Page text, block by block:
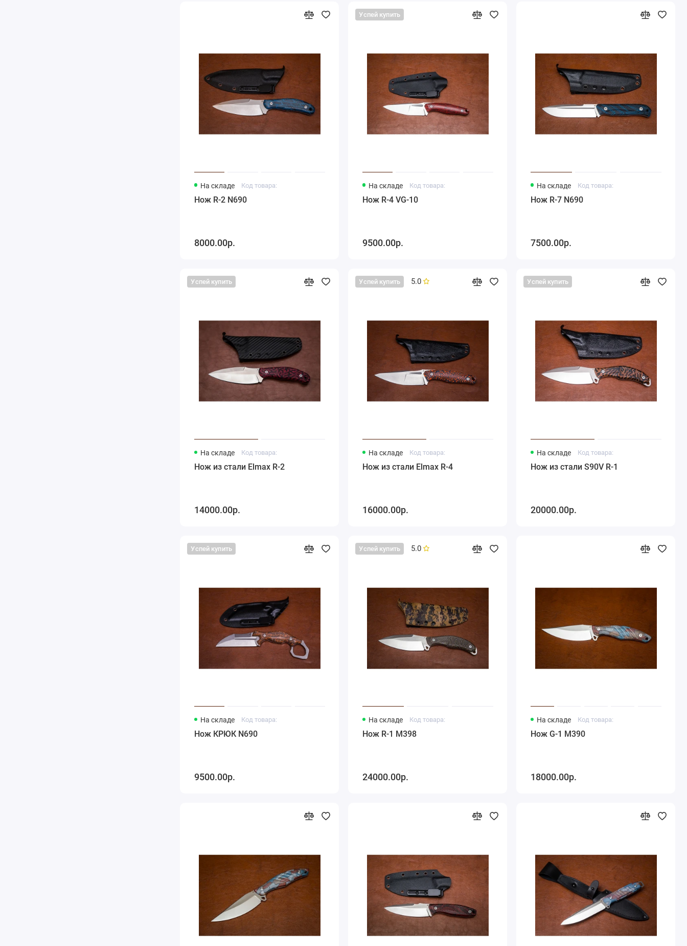
На складе Код товара:
Нож R-2 N690
8000.00р.
Успей купить
На складе Код товара:
Нож R-4 VG-10
9500.00р.
На складе Код товара:
Нож R-7 N690
7500.00р.
Успей купить
На складе Код товара:
Нож из стали Elmax R-2
14000.00р.
Успей купить 5.0
На складе Код товара:
Нож из стали Elmax R-4
16000.00р.
Успей купить
На складе Код товара:
Нож из стали S90V R-1
20000.00р.
Успей купить
На складе Код товара:
Нож КРЮК N690
9500.00р.
Успей купить 5.0
На складе Код товара:
Нож R-1 М398
24000.00р.
На складе Код товара:
Нож G-1 M390
18000.00р.